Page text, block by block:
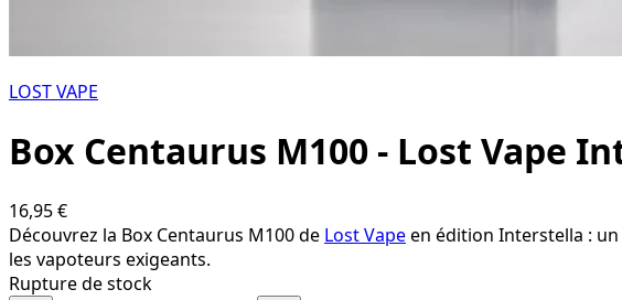
LOST VAPE
Box Centaurus M100 - Lost Vape
16,95 €
Découvrez la Box Centaurus M100 de Lost Vapeen édition Interstella :
les vapoteurs exigeants.
Rupture de stock